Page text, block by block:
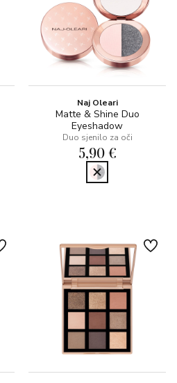
Naj Oleari
Matte & Shine Duo
Eyeshadow
Duo sjenilo za oči
5,90 €